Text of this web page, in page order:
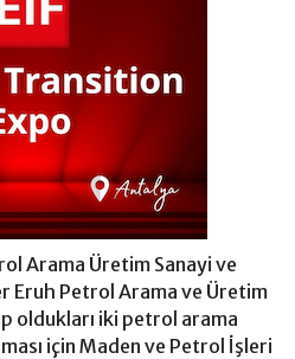
Arama Üretim Sanayi ve
Eruh Petrol Arama ve Üretim
oldukları iki petrol arama
için Maden ve Petrol İşleri